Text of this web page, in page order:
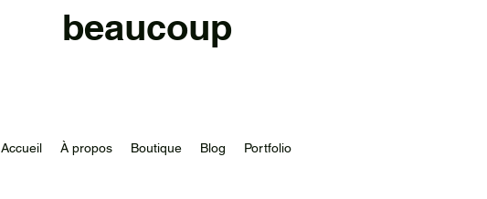
beaucoup
Accueil À propos Boutique Blog Portfolio